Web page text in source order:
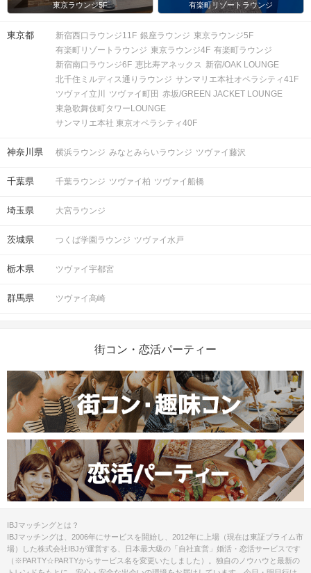
東京ラウンジ5F 有楽町リゾートラウンジ
東京都 新宿西口ラウンジ11F 銀座ラウンジ 東京ラウンジ5F
有楽町リゾートラウンジ 東京ラウンジ4F 有楽町ラウンジ
新宿南口ラウンジ6F 恵比寿アネックス 新宿/OAK LOUNGE
北千住ミルディス通りラウンジ サンマリエ本社オペラシティ41F
ツヴァイ立川
ツヴァイ町田 赤坂/GREEN JACKET LOUNGE
東急歌舞伎町タワーLOUNGE
サンマリエ本社 東京オペラシティ40F
神奈川県 横浜ラウンジ みなとみらいラウンジ ツヴァイ藤沢
千葉県 千葉ラウンジ ツヴァイ柏 ツヴァイ船橋
埼玉県 大宮ラウンジ
茨城県 つくば学園ラウンジ ツヴァイ水戸
栃木県 ツヴァイ宇都宮
群馬県 ツヴァイ高崎
街コン・恋活パーティー
IBJマッチングとは？
IBJマッチングは、2006年にサービスを開始し、2012年に上場（現在は東証プライム市
場）した株式会社IBJが運営する、日本最大級の「自社直営」婚活・恋活サービスです
（※PARTY☆PARTYからサービス名を変更いたしました）。独自のノウハウと最新の